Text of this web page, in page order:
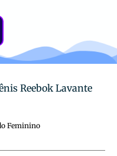
Reebok Lavante
Feminino